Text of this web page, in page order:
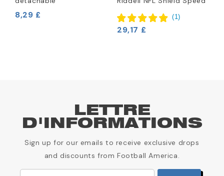
8,29 £ (1)
29,17 £
LETTRE
D'INFORMATIONS
Sign up for our emails to receive exclusive drops
and discounts from Football America.